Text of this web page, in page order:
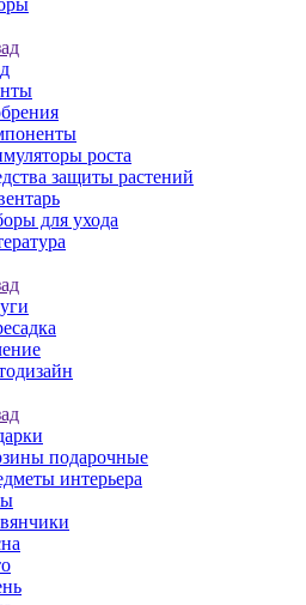
роста
защиты растений
для ухода
подарочные
интерьера